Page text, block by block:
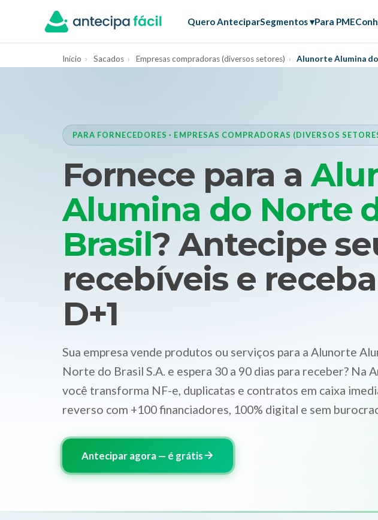
Quero AnteciparSegmentos ▾Para PME
Início › Sacados › Empresas compradoras (diversos setores) › Alunorte Alumina
PARA FORNECEDORES · EMPRESAS COMPRADORAS (DIVERSOS
Fornece para a
Alumina do Norte
Brasil? Antecipe
recebíveis e
D+1
Sua empresa vende produtos ou serviços para a Alunorte
Norte do Brasil S.A. e espera 30 a 90 dias para receber? Na
você transforma NF-e, duplicatas e contratos em caixa
reverso com +100 financiadores, 100% digital e sem
Antecipar agora — é grátis